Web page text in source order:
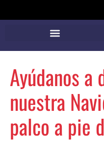
Ayúdanos a
nuestra
palco a pie